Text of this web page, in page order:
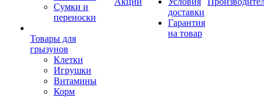
Сумки и
переноски
Товары для
грызунов
Клетки
Игрушки
Витамины
Корм
доставки
Гарантия
на товар